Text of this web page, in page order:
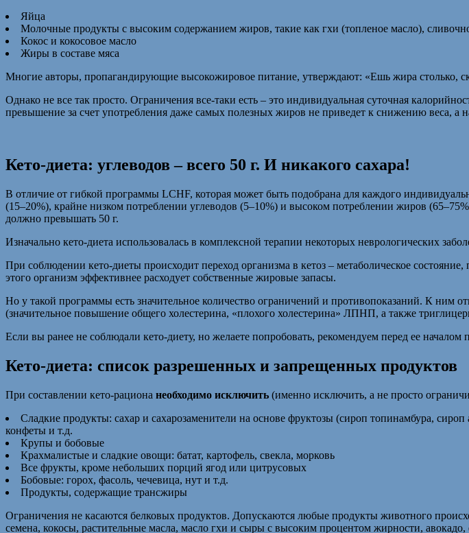
Яйца
Молочные продукты с высоким содержанием жиров, такие как гхи (топленое масло),
Кокос и кокосовое масло
Жиры в составе мяса
Многие авторы, пропагандирующие высокожировое питание, утверждают: «Ешь жира столько,
Однако не все так просто. Ограничения все-таки есть – это индивидуальная суточная
превышение за счет употребления даже самых полезных жиров не приведет к снижению веса, а
Кето-диета: углеводов – всего 50 г. И никакого сахара!
В отличие от гибкой программы LCHF, которая может быть подобрана для каждого
(15–20%), крайне низком потреблении углеводов (5–10%) и высоком потреблении жиров
должно превышать 50 г.
Изначально кето-диета использовалась в комплексной терапии некоторых неврологических
При соблюдении кето-диеты происходит переход организма в кетоз – метаболическое
этого организм эффективнее расходует собственные жировые запасы.
Но у такой программы есть значительное количество ограничений и противопоказаний. К ним
(значительное повышение общего холестерина, «плохого холестерина» ЛПНП, а также
Если вы ранее не соблюдали кето-диету, но желаете попробовать, рекомендуем перед ее началом
Кето-диета: список разрешенных и запрещенных продуктов
При составлении кето-рациона необходимо исключить (именно исключить, а не просто
Сладкие продукты: сахар и сахарозаменители на основе фруктозы (сироп топинамбура,
конфеты и т.д.
Крупы и бобовые
Крахмалистые и сладкие овощи: батат, картофель, свекла, морковь
Все фрукты, кроме небольших порций ягод или цитрусовых
Бобовые: горох, фасоль, чечевица, нут и т.д.
Продукты, содержащие трансжиры
Ограничения не касаются белковых продуктов. Допускаются любые продукты животного
семена, кокосы, растительные масла, масло гхи и сыры с высоким процентом жирности,